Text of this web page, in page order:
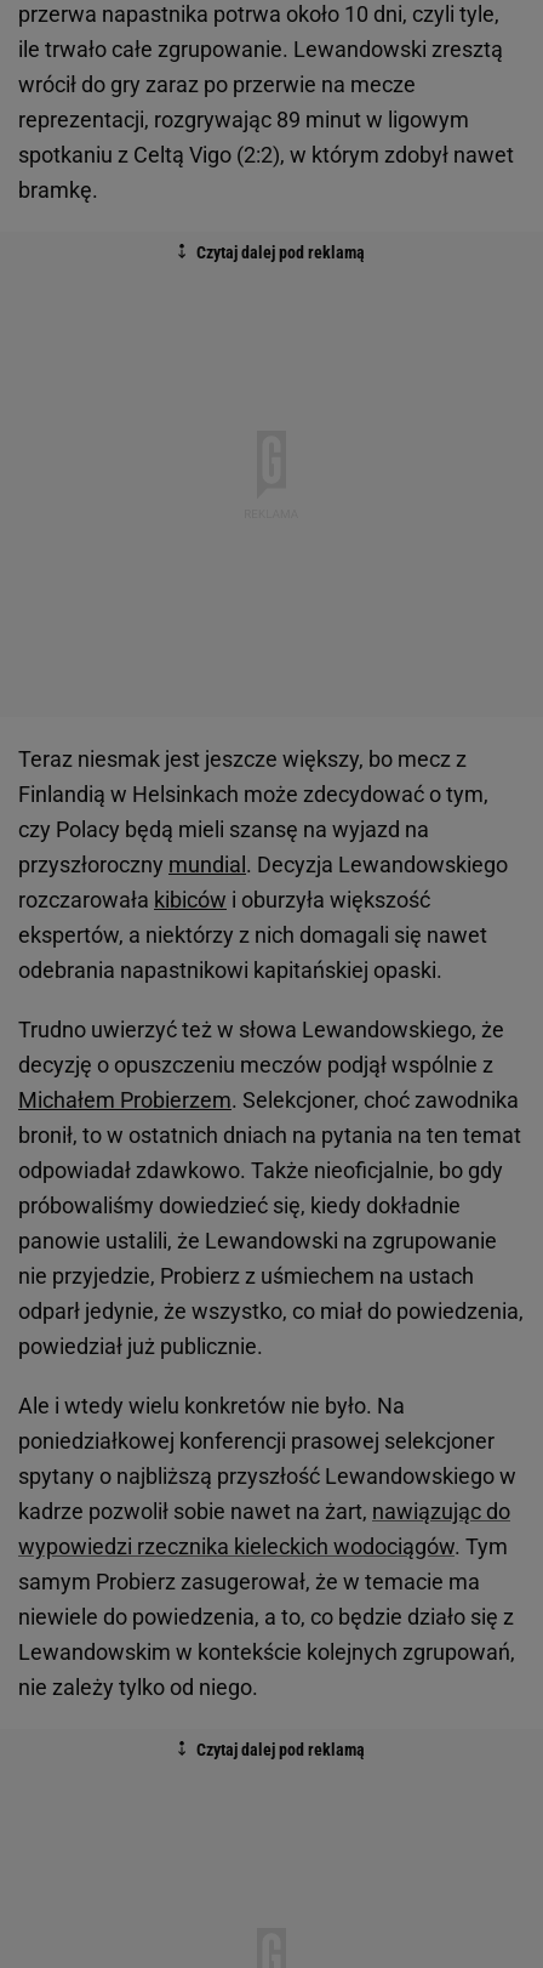
przerwa napastnika potrwa około 10 dni, czyli tyle,
ile trwało całe zgrupowanie. Lewandowski zresztą
wrócił do gry zaraz po przerwie na mecze
reprezentacji, rozgrywając 89 minut w ligowym
spotkaniu z Celtą Vigo (2:2), w którym zdobył nawet
bramkę.
Teraz niesmak jest jeszcze większy, bo mecz z
Finlandią w Helsinkach może zdecydować o tym,
czy Polacy będą mieli szansę na wyjazd na
przyszłoroczny mundial. Decyzja Lewandowskiego
rozczarowała kibiców i oburzyła większość
ekspertów, a niektórzy z nich domagali się nawet
odebrania napastnikowi kapitańskiej opaski.
Trudno uwierzyć też w słowa Lewandowskiego, że
decyzję o opuszczeniu meczów podjął wspólnie z
Michałem Probierzem. Selekcjoner, choć zawodnika
bronił, to w ostatnich dniach na pytania na ten temat
odpowiadał zdawkowo. Także nieoficjalnie, bo gdy
próbowaliśmy dowiedzieć się, kiedy dokładnie
panowie ustalili, że Lewandowski na zgrupowanie
nie przyjedzie, Probierz z uśmiechem na ustach
odparł jedynie, że wszystko, co miał do powiedzenia,
powiedział już publicznie.
Ale i wtedy wielu konkretów nie było. Na
poniedziałkowej konferencji prasowej selekcjoner
spytany o najbliższą przyszłość Lewandowskiego w
kadrze pozwolił sobie nawet na żart, nawiązując do
wypowiedzi rzecznika kieleckich wodociągów. Tym
samym Probierz zasugerował, że w temacie ma
niewiele do powiedzenia, a to, co będzie działo się z
Lewandowskim w kontekście kolejnych zgrupowań,
nie zależy tylko od niego.